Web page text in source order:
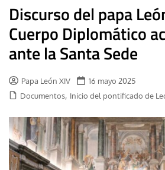
Discurso del papa
Cuerpo Diplomático
ante la Santa Sede
Papa León XIV
16 mayo 2025
Documentos, Inicio del pontificado de